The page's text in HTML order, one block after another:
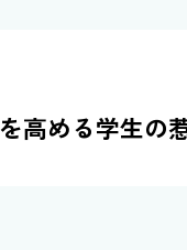
高める学生の